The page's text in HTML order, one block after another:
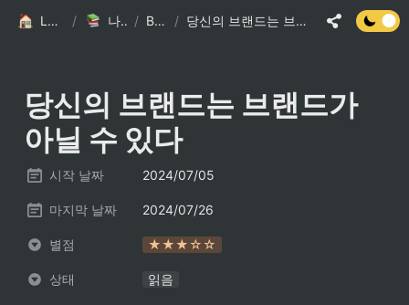
LSJ HOME / 나의 책장 / Books / 당신의 브랜드는 브랜드가 아닐 수 있다
당신의 브랜드는 브랜드가
아닐 수 있다
시작 날짜 2024/07/05
마지막 날짜 2024/07/26
별점 ★★★☆☆
상태 읽음